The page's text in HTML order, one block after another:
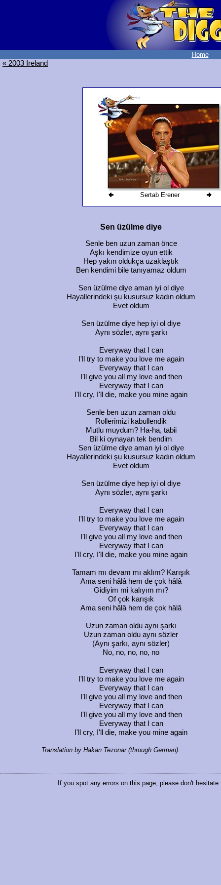
Home
« 2003 Ireland
Sertab Erener
Sen üzülme diye
Senle ben uzun zaman önce
Aşkı kendimize oyun ettik
Hep yakın oldukça uzaklaştık
Ben kendimi bile tanıyamaz oldum
Sen üzülme diye aman iyi ol diye
Hayallerindeki şu kusursuz kadın oldum
Evet oldum
Sen üzülme diye hep iyi ol diye
Aynı sözler, aynı şarkı
Everyway that I can
I'll try to make you love me again
Everyway that I can
I'll give you all my love and then
Everyway that I can
I'll cry, I'll die, make you mine again
Senle ben uzun zaman oldu
Rollerimizi kabullendik
Mutlu muydum? Ha-ha, tabii
Bil ki oynayan tek bendim
Sen üzülme diye aman iyi ol diye
Hayallerindeki şu kusursuz kadın oldum
Evet oldum
Sen üzülme diye hep iyi ol diye
Aynı sözler, aynı şarkı
Everyway that I can
I'll try to make you love me again
Everyway that I can
I'll give you all my love and then
Everyway that I can
I'll cry, I'll die, make you mine again
Tamam mı devam mı aklım? Karışık
Ama seni hâlâ hem de çok hâlâ
Gidiyim mi kalıyım mı?
Of çok karışık
Ama seni hâlâ hem de çok hâlâ
Uzun zaman oldu aynı şarkı
Uzun zaman oldu aynı sözler
(Aynı şarkı, aynı sözler)
No, no, no, no, no
Everyway that I can
I'll try to make you love me again
Everyway that I can
I'll give you all my love and then
Everyway that I can
I'll give you all my love and then
Everyway that I can
I'll cry, I'll die, make you mine again
Translation by Hakan Tezonar (through German).
If you spot any errors on this page, please don't